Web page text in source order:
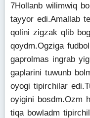
7Hollanb wilimwiq
tayyor edi.Amallab
qolini zigzak qlib
qoydm.Ogziga
gaprolmas ingrab
gaplarini tuwunb
oyogi tipirchilar
oyigini bosdm.Ozm
tiqa bowladm